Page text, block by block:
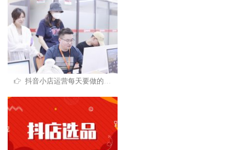
抖音小店运营每天要做的工作有哪些？（新手必看）